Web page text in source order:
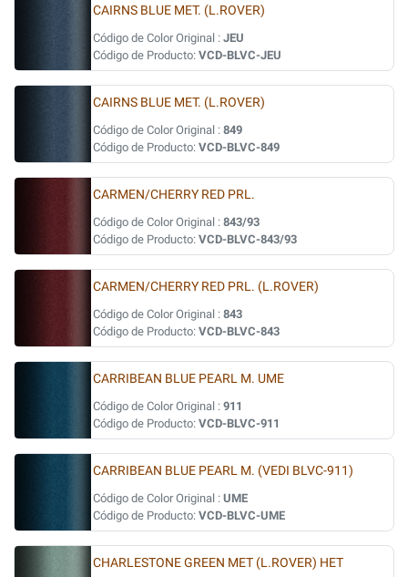
CAIRNS BLUE MET. (L.ROVER)
Código de Color Original : JEU
Código de Producto: VCD-BLVC-JEU
CAIRNS BLUE MET. (L.ROVER)
Código de Color Original : 849
Código de Producto: VCD-BLVC-849
CARMEN/CHERRY RED PRL.
Código de Color Original : 843/93
Código de Producto: VCD-BLVC-843/93
CARMEN/CHERRY RED PRL. (L.ROVER)
Código de Color Original : 843
Código de Producto: VCD-BLVC-843
CARRIBEAN BLUE PEARL M. UME
Código de Color Original : 911
Código de Producto: VCD-BLVC-911
CARRIBEAN BLUE PEARL M. (VEDI BLVC-911)
Código de Color Original : UME
Código de Producto: VCD-BLVC-UME
CHARLESTONE GREEN MET (L.ROVER) HET